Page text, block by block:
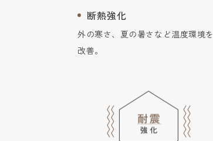
断熱強化
外の寒さ、夏の暑さなど温度環境を
改善。